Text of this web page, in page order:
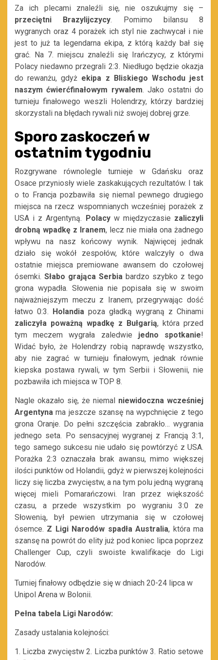
Za ich plecami znaleźli się, nie oszukujmy się –
przeciętni Brazylijczycy. Pomimo bilansu 8
wygranych oraz 4 porażek ich styl nie zachwycał i nie
jest to już ta legendarna ekipa, z którą każdy bał się
grać. Na 7. miejscu znaleźli się Irańczycy, z którymi
Polacy niedawno przegrali 2:3. Niedługo będzie okazja
do rewanżu, gdyż ekipa z Bliskiego Wschodu jest
naszym ćwierćfinałowym rywalem. Jako ostatni do
turnieju finałowego weszli Holendrzy, którzy bardziej
skorzystali na błędach rywali niż swojej dobrej grze.
Sporo zaskoczeń w
ostatnim tygodniu
Rozgrywane równolegle turnieje w Gdańsku oraz
Osace przyniosły wiele zaskakujących rezultatów. I tak
o to Francja pozbawiła się niemal pewnego drugiego
miejsca na rzecz wspomnianych wcześniej porażek z
USA i z Argentyną.
Polacyw międzyczasie zaliczyli
drobną wpadkę z Iranem, lecz nie miała ona żadnego
wpływu na nasz końcowy wynik. Najwięcej jednak
działo się wokół zespołów, które walczyły o dwa
ostatnie miejsca premiowane awansem do czołowej
ósemki. Słabo grająca Serbia bardzo szybko z tego
grona wypadła. Słowenia nie popisała się w swoim
najważniejszym meczu z Iranem, przegrywając dość
łatwo 0:3.
Holandia poza gładką wygraną z Chinami
zaliczyła poważną wpadkę z Bułgarią, która przed
tym meczem wygrała zaledwie jedno spotkanie!
Widać było, że Holendrzy robią naprawdę wszystko,
aby nie zagrać w turnieju finałowym, jednak równie
kiepska postawa rywali, w tym Serbii i Słowenii, nie
pozbawiła ich miejsca w TOP 8.
Nagle okazało się, że niemal niewidoczna wcześniej
Argentyna ma jeszcze szansę na wypchnięcie z tego
grona Oranje. Do pełni szczęścia zabrakło… wygrania
jednego seta. Po sensacyjnej wygranej z Francją 3:1,
tego samego sukcesu nie udało się powtórzyć z USA.
Porażka 2:3 oznaczała brak awansu, mimo większej
ilości punktów od Holandii, gdyż w pierwszej kolejności
liczy się liczba zwycięstw, a na tym polu jedną wygraną
więcej mieli Pomarańczowi. Iran przez większość
czasu, a przede wszystkim po wygraniu 3:0 ze
Słowenią, był pewien utrzymania się w czołowej
ósemce. Z Ligi Narodów spadła Australia, która ma
szansę na powrót do elity już pod koniec lipca poprzez
Challenger Cup, czyli swoiste kwalifikacje do Ligi
Narodów.
Turniej finałowy odbędzie się w dniach 20-24 lipca w
Unipol Arena w Bolonii.
Pełna tabela Ligi Narodów:
Zasady ustalania kolejności:
1. Liczba zwycięstw 2. Liczba punktów 3. Ratio setowe